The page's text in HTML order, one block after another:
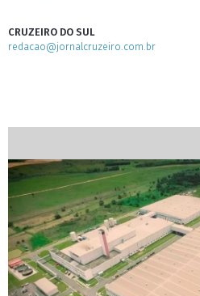
CRUZEIRO DO SUL
redacao@jornalcruzeiro.com.br